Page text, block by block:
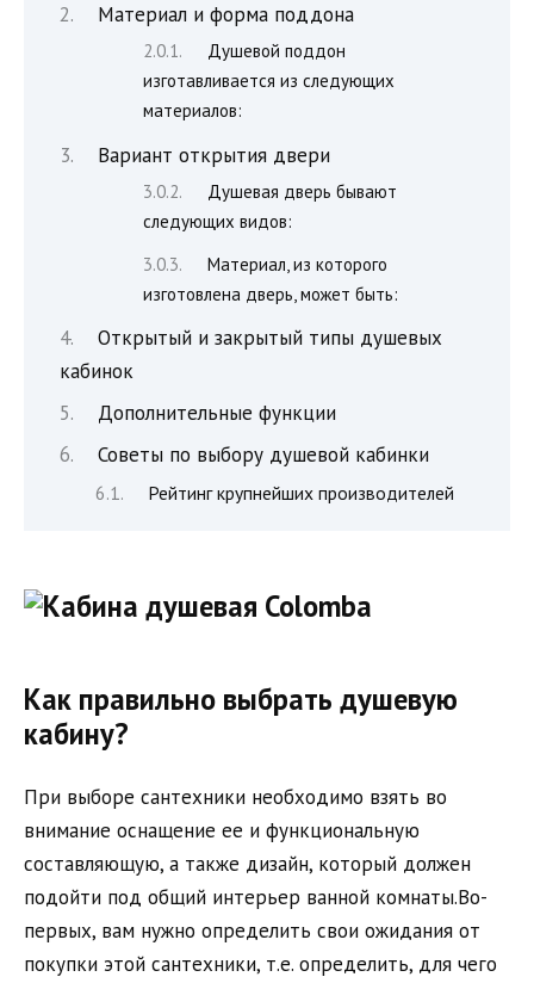
Материал и форма поддона
Душевой поддон
изготавливается из следующих
материалов:
Вариант открытия двери
Душевая дверь бывают
следующих видов:
Материал, из которого
изготовлена ​​дверь, может быть:
Открытый и закрытый типы душевых
кабинок
Дополнительные функции
Советы по выбору душевой кабинки
Рейтинг крупнейших производителей
Как правильно выбрать душевую
кабину?
При выборе сантехники необходимо взять во
внимание оснащение ее и функциональную
составляющую, а также дизайн, который должен
подойти под общий интерьер ванной комнаты.Во-
первых, вам нужно определить свои ожидания от
покупки этой сантехники, т.е. определить, для чего